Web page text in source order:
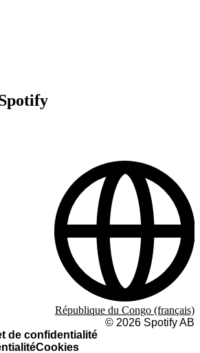
de confidentialité
Cookies
© 2026 Spotify AB
République du Congo (français)